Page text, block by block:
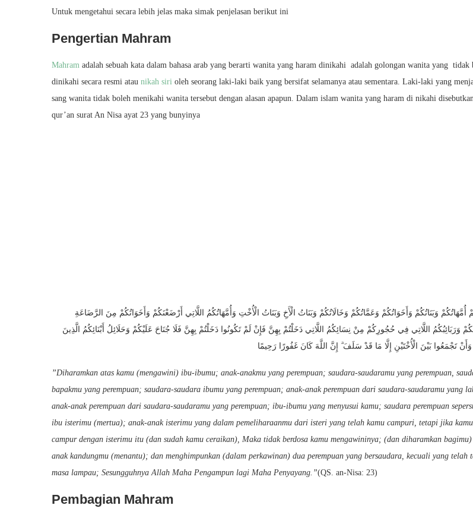
Untuk mengetahui secara lebih jelas maka simak penjelasan berikut ini
Pengertian Mahram
Mahram adalah sebuah kata dalam bahasa arab yang berarti wanita yang haram dinikahi adalah golongan wanita yang tidak
dinikahi secara resmi atau nikah siri oleh seorang laki-laki baik yang bersifat selamanya atau sementara. Laki-laki yang
sang wanita tidak boleh menikahi wanita tersebut dengan alasan apapun. Dalam islam wanita yang haram di nikahi
qur’an surat An Nisa ayat 23 yang bunyinya
وَبَنَاتُكُمْ وَأَخَوَاتُكُمْ وَعَمَّاتُكُمْ وَخَالَاتُكُمْ وَبَنَاتُ الْأَخِ وَبَنَاتُ الْأُخْتِ وَأُمَّهَاتُكُمُ اللَّاتِي أَرْضَعْنَكُمْ وَأَخَوَاتُكُمْ مِنَ الرَّضَاعَةِ
وَرَبَائِبُكُمُ اللَّاتِي فِي حُجُورِكُمْ مِنْ نِسَائِكُمُ اللَّاتِي دَخَلْتُمْ بِهِنَّ فَإِنْ لَمْ تَكُونُوا دَخَلْتُمْ بِهِنَّ فَلَا جُنَاحَ عَلَيْكُمْ وَحَلَائِلُ أَبْنَائِكُمُ الَّذِينَ
تَجْمَعُوا بَيْنَ الْأُخْتَيْنِ إِلَّا مَا قَدْ سَلَفَ ۗ إِنَّ اللَّهَ كَانَ غَفُورًا رَحِيمًا
”Diharamkan atas kamu (mengawini) ibu-ibumu; anak-anakmu yang perempuan; saudara-saudaramu yang perempuan,
bapakmu yang perempuan; saudara-saudara ibumu yang perempuan; anak-anak perempuan dari saudara-saudaramu yang
anak-anak perempuan dari saudara-saudaramu yang perempuan; ibu-ibumu yang menyusui kamu; saudara perempuan
ibu isterimu (mertua); anak-anak isterimu yang dalam pemeliharaanmu dari isteri yang telah kamu campuri, tetapi jika
campur dengan isterimu itu (dan sudah kamu ceraikan), Maka tidak berdosa kamu mengawininya; (dan diharamkan
anak kandungmu (menantu); dan menghimpunkan (dalam perkawinan) dua perempuan yang bersaudara, kecuali yang telah
masa lampau; Sesungguhnya Allah Maha Pengampun lagi Maha Penyayang.”(QS. an-Nisa: 23)
Pembagian Mahram